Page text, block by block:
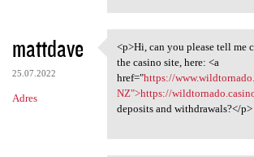
mattdave
25.07.2022
Adres
<p>Hi, can you please
<p>Hi, can you please tell me
the casino site, here: <a
href="https://
NZ">https://
deposits and withdrawals?</p>